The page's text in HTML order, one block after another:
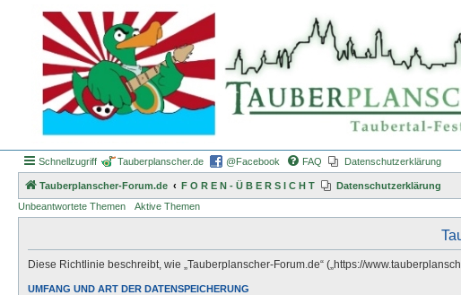
Schnellzugriff Tauberplanscher.de @Facebook FAQ Datenschutzerklärung
Tauberplanscher-Forum.de F O R E N - Ü B E R S I C H T
Datenschutzerklärung
Unbeantwortete Themen
Aktive Themen
Diese Richtlinie beschreibt, wie „Tauberplanscher-Forum.de“ („https://
UMFANG UND ART DER DATENSPEICHERUNG